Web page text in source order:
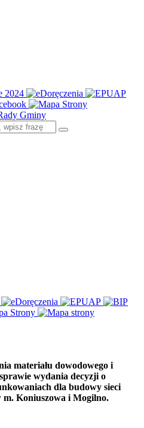
materiału dowodowego i
wydania decyzji o
dla budowy sieci
Koniuszowa i Mogilno.